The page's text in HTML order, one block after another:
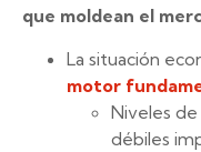
que moldean el
La situación
motor
Niveles
débiles